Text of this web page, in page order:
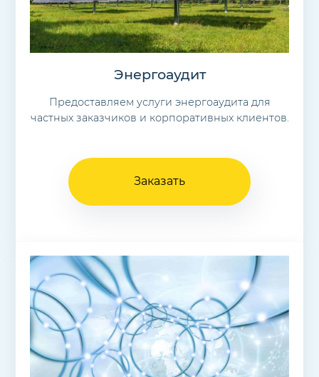
Энергоаудит
Предоставляем услуги энергоаудита для
частных заказчиков и корпоративных клиентов.
Заказать